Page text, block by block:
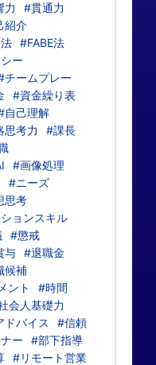
力
#貫通力
紹介
#FABE法
ー
チームプレー
#資金繰り表
自己理解
思考力
#課長
#画像処理
#ニーズ
思考
ョンスキル
#懲戒
与 #退職金
候補
ント
#時間
会人基礎力
ドバイス
#信頼
ー
#部下指導
#リモート営業